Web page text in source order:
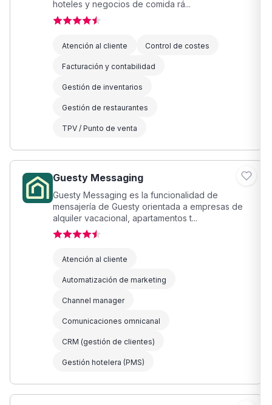
hoteles y negocios de comida rá...
Atención al cliente Control de costes
Facturación y contabilidad
Gestión de inventarios
Gestión de restaurantes
TPV / Punto de venta
Guesty Messaging
Guesty Messaging es la funcionalidad de
mensajería de Guesty orientada a empresas de
alquiler vacacional, apartamentos t...
Atención al cliente
Automatización de marketing
Channel manager
Comunicaciones omnicanal
CRM (gestión de clientes)
Gestión hotelera (PMS)